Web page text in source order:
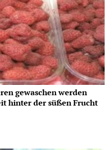
gewaschen werden
hinter der süßen Frucht